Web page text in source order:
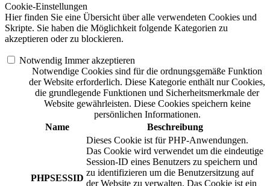
Cookie-Einstellungen
Hier finden Sie eine Übersicht über alle verwendeten Cookies und
Skripte. Sie haben die Möglichkeit folgende Kategorien zu
akzeptieren oder zu blockieren.
Notwendig Immer akzeptieren
Notwendige Cookies sind für die ordnungsgemäße Funktion
der Website erforderlich. Diese Kategorie enthält nur Cookies,
die grundlegende Funktionen und Sicherheitsmerkmale der
Website gewährleisten. Diese Cookies speichern keine
persönlichen Informationen.
Name
Beschreibung
PHPSESSID
Dieses Cookie ist für PHP-Anwendungen.
Das Cookie wird verwendet um die eindeutige
Session-ID eines Benutzers zu speichern und
zu identifizieren um die Benutzersitzung auf
der Website zu verwalten. Das Cookie ist ein